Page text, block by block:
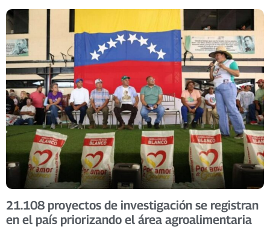
21.108 proyectos de investigación se registran
en el país priorizando el área agroalimentaria